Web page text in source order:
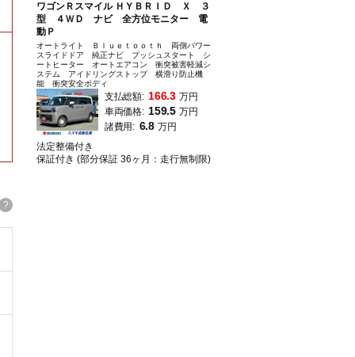
?
ワゴンＲスマイル ＨＹＢＲＩＤ Ｘ ３
型 ４ＷＤ ナビ 全方位モニター 電
動Ｐ
オートライト Ｂｌｕｅｔｏｏｔｈ 両側パワー
スライドドア 純正ナビ プッシュスタート シ
ートヒーター オートエアコン 衝突被害軽減シ
ステム アイドリングストップ 横滑り防止機
能 衝突安全ボディ
支払総額: 166.3 万円
車両価格: 159.5 万円
諸費用: 6.8 万円
法定整備付き
保証付き (部分保証 36ヶ月：走行無制限)